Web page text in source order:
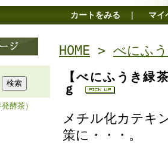
カートをみる マイ
酵茶）
HOME > べにふ
【べにふうき
ｇ
メチル化カテキ
策に・・・。